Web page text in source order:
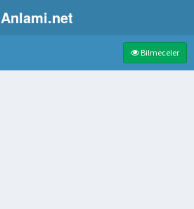
Anlami.net
Bilmeceler